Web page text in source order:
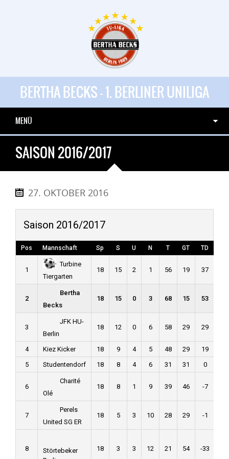
BERTHA BECKS - 1. BERLINER UNILIGA
MENÜ
SAISON 2016/2017
27. OKTOBER 2016
Saison 2016/2017
Pos Mannschaft Sp S U N T GT TD
1
Turbine
Tiergarten
18 15 2 1 56 19 37
2
Bertha
Becks
18 15 0 3 68 15 53
3
JFK HU-
Berlin
18 12 0 6 58 29 29
4 Kiez Kicker 18 9 4 5 48 29 19
5
Studentendorf 18 8 4 6 31 31 0
6
Charité
Olé
18 8 1 9 39 46 -7
7
Perels
United SG ER
18 5 3 10 28 29 -1
8
Störtebeker
18 3 3 12 21 54 -33